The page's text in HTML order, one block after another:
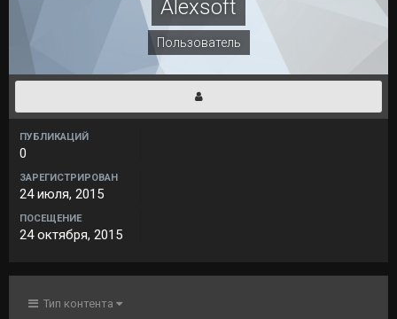
Alexsoft
Пользователь
ПУБЛИКАЦИЙ
0
ЗАРЕГИСТРИРОВАН
24 июля, 2015
ПОСЕЩЕНИЕ
24 октября, 2015
Тип контента